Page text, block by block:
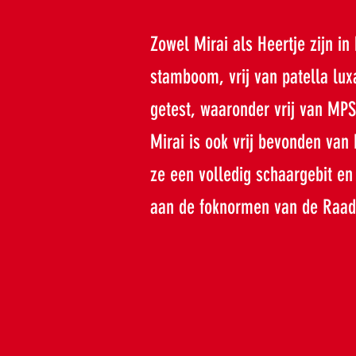
Zowel Mirai als Heertje zijn in
stamboom, vrij van patella
getest, waaronder vrij van
Mirai is ook vrij bevonden van
ze een volledig schaargebit
aan de foknormen van de